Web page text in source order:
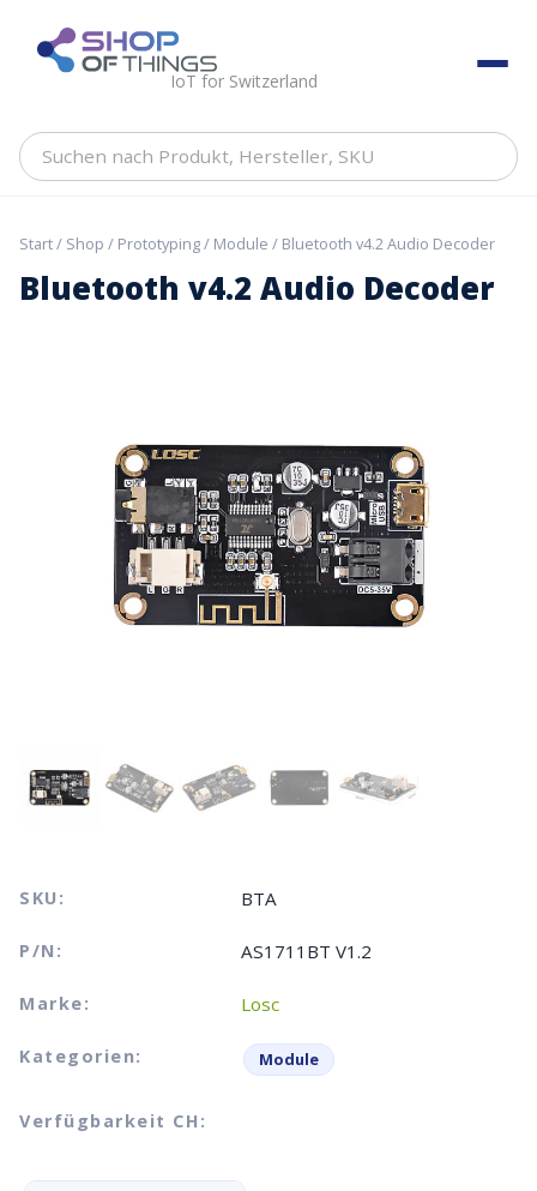
content ShopOfThings
IoT for Switzerland
Suchen
Hersteller,
Start/ Shop / Prototyping/ Module / Bluetooth v4.2 Audio Decoder
Bluetooth v4.2 Audio Decoder
SKU: BTA
P/N: AS1711BT V1.2
Marke: Losc
Kategorien: Module
Verfügbarkeit CH: